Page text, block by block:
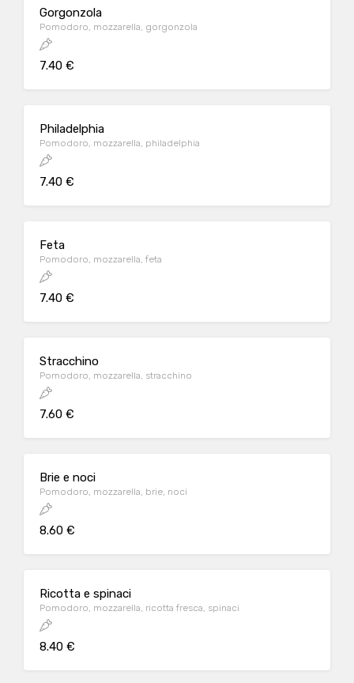
Gorgonzola
Pomodoro, mozzarella, gorgonzola
7.40 €
Philadelphia
Pomodoro, mozzarella, philadelphia
7.40 €
Feta
Pomodoro, mozzarella, feta
7.40 €
Stracchino
Pomodoro, mozzarella, stracchino
7.60 €
Brie e noci
Pomodoro, mozzarella, brie, noci
8.60 €
Ricotta e spinaci
Pomodoro, mozzarella, ricotta fresca, spinaci
8.40 €